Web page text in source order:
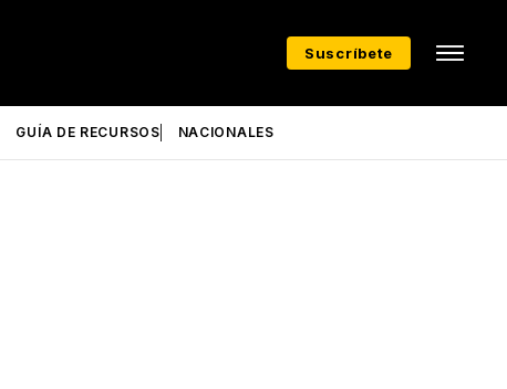
Suscríbete
GUÍA DE RECURSOS NACIONALES